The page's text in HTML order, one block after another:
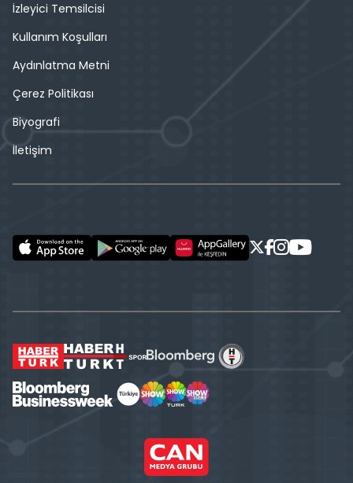
İzleyici Temsilcisi
Kullanım Koşulları
Aydınlatma Metni
Çerez Politikası
Biyografi
İletişim